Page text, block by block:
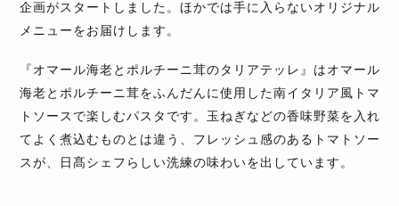
企画がスタートしました。ほかでは手に入らないオリジナル
メニューをお届けします。
『オマール海老とポルチーニ茸のタリアテッレ』はオマール
海老とポルチーニ茸をふんだんに使用した南イタリア風トマ
トソースで楽しむパスタです。玉ねぎなどの香味野菜を入れ
てよく煮込むものとは違う、フレッシュ感のあるトマトソー
スが、日髙シェフらしい洗練の味わいを出しています。